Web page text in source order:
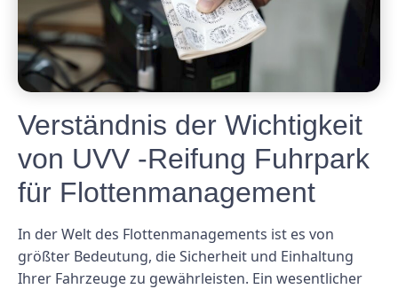
Verständnis der Wichtigkeit
von UVV -Reifung Fuhrpark
für Flottenmanagement
In der Welt des Flottenmanagements ist es von
größter Bedeutung, die Sicherheit und Einhaltung
Ihrer Fahrzeuge zu gewährleisten. Ein wesentlicher